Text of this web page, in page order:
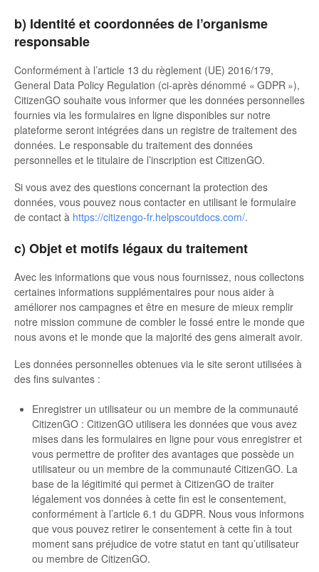
b) Identité et coordonnées de l’organisme
responsable
Conformément à l’article 13 du règlement (UE) 2016/179,
General Data Policy Regulation (ci-après dénommé « GDPR »),
CitizenGO souhaite vous informer que les données personnelles
fournies via les formulaires en ligne disponibles sur notre
plateforme seront intégrées dans un registre de traitement des
données. Le responsable du traitement des données
personnelles et le titulaire de l’inscription est CitizenGO.
Si vous avez des questions concernant la protection des
données, vous pouvez nous contacter en utilisant le formulaire
de contact à https://citizengo-fr.helpscoutdocs.com/.
c) Objet et motifs légaux du traitement
Avec les informations que vous nous fournissez, nous collectons
certaines informations supplémentaires pour nous aider à
améliorer nos campagnes et être en mesure de mieux remplir
notre mission commune de combler le fossé entre le monde que
nous avons et le monde que la majorité des gens aimerait avoir.
Les données personnelles obtenues via le site seront utilisées à
des fins suivantes :
Enregistrer un utilisateur ou un membre de la communauté
CitizenGO : CitizenGO utilisera les données que vous avez
mises dans les formulaires en ligne pour vous enregistrer et
vous permettre de profiter des avantages que possède un
utilisateur ou un membre de la communauté CitizenGO. La
base de la légitimité qui permet à CitizenGO de traiter
légalement vos données à cette fin est le consentement,
conformément à l’article 6.1 du GDPR. Nous vous informons
que vous pouvez retirer le consentement à cette fin à tout
moment sans préjudice de votre statut en tant qu’utilisateur
ou membre de CitizenGO.